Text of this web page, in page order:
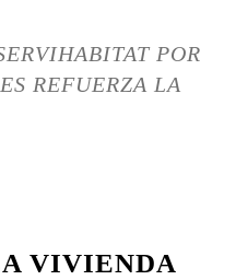
POR
REFUERZA LA
VIVIENDA